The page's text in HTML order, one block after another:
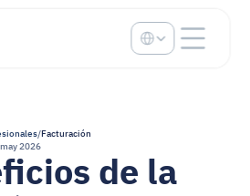
/Facturación
2026
de la
Select Language